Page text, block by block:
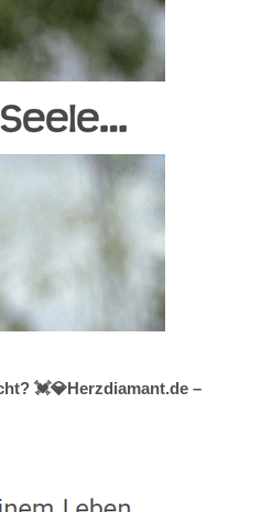
💓️💎Herzdiamant.de –